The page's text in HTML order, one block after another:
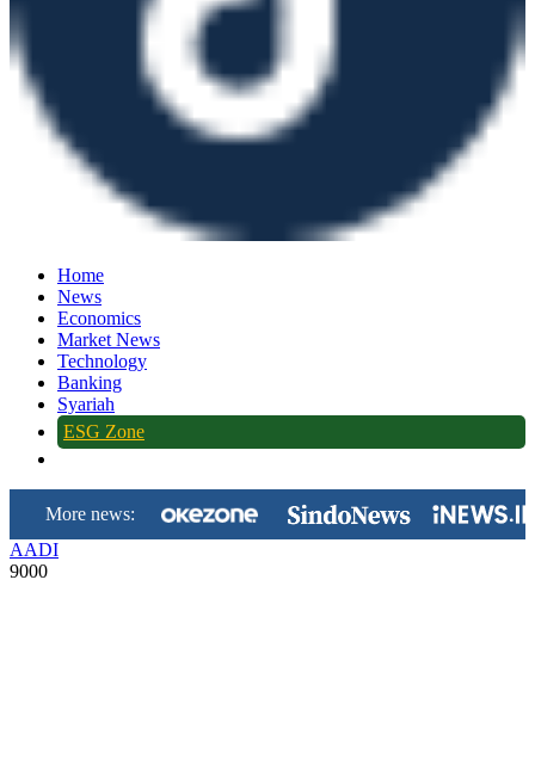
Home
News
Economics
Market News
Technology
Banking
Syariah
ESG Zone
More news:
AADI
9000